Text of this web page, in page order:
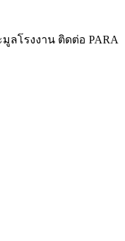
ลโรงงาน ติดต่อ PARA